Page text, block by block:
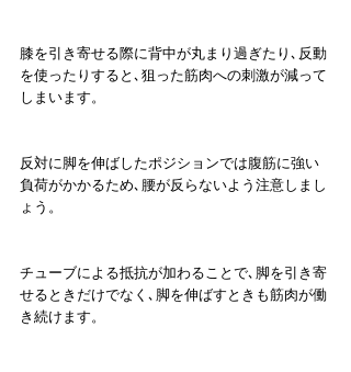
膝を引き寄せる際に背中が丸まり過ぎたり､反動
を使ったりすると､狙った筋肉への刺激が減って
しまいます。
反対に脚を伸ばしたポジションでは腹筋に強い
負荷がかかるため､腰が反らないよう注意しまし
ょう。
チューブによる抵抗が加わることで､脚を引き寄
せるときだけでなく､脚を伸ばすときも筋肉が働
き続けます。